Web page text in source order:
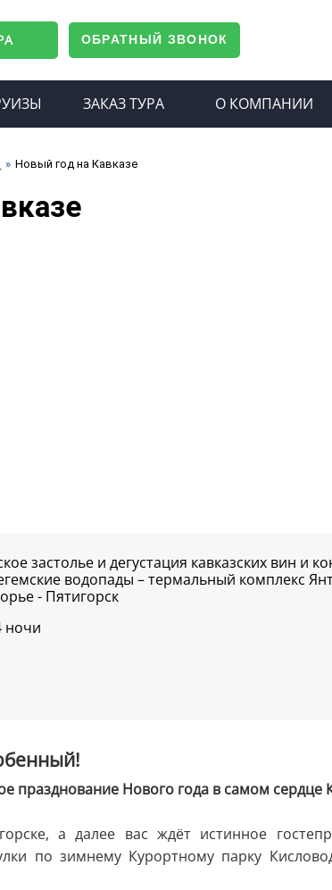
ОБРАТНЫЙ ЗВОНОК
ЗАКАЗ ТУРА О КОМПАНИИ
Новый год на Кавказе
застолье и дегустация кавказских вин и
водопады – термальный комплекс
- Пятигорск
ночи
празднование Нового года в самом сердце
а далее вас ждёт истинное
по зимнему Курортному парку